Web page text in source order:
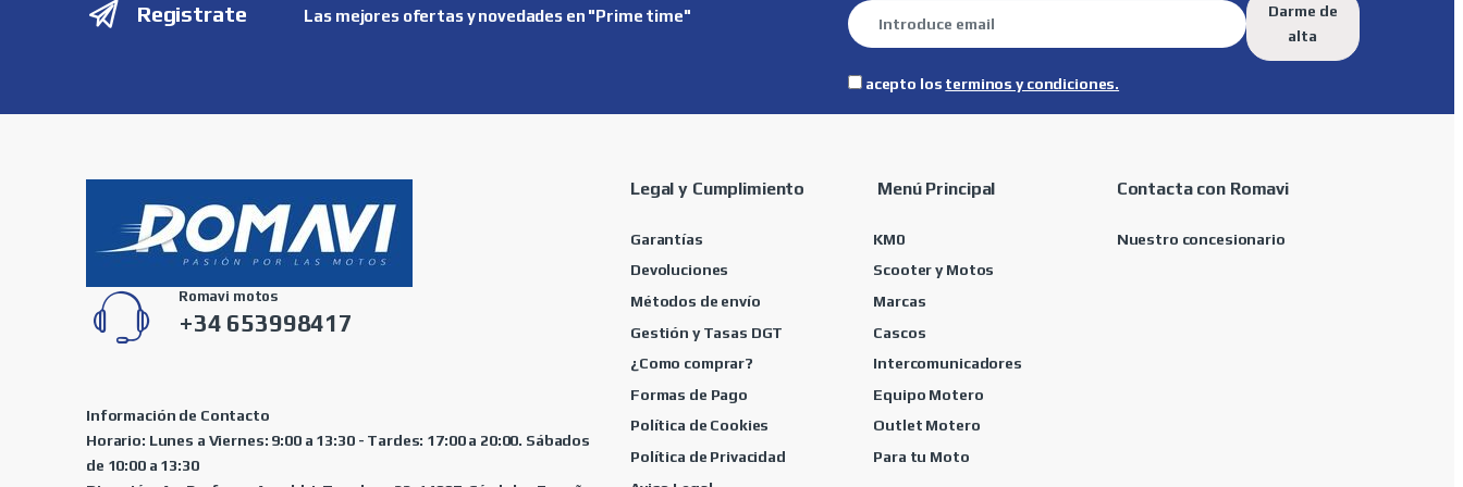
Registrate Las mejores ofertas y novedades en "Prime time"
Darme de
alta
acepto los terminos y condiciones.
Romavi motos
+34 653998417
Información de Contacto
Horario: Lunes a Viernes: 9:00 a 13:30 - Tardes: 17:00 a 20:00. Sábados
de 10:00 a 13:30
Legal y Cumplimiento
Garantías
Devoluciones
Métodos de envío
Gestión y Tasas DGT
¿Como comprar?
Formas de Pago
Política de Cookies
Política de Privacidad
Menú Principal
KM0
Scooter y Motos
Marcas
Cascos
Intercomunicadores
Equipo Motero
Outlet Motero
Para tu Moto
Contacta con Romavi
Nuestro concesionario